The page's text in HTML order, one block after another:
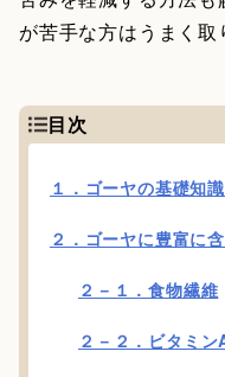
が苦手な方はうまく取
目次
１．ゴーヤの基礎知識
２．ゴーヤに豊富に
２－１．食物繊維
２－２．ビタミン